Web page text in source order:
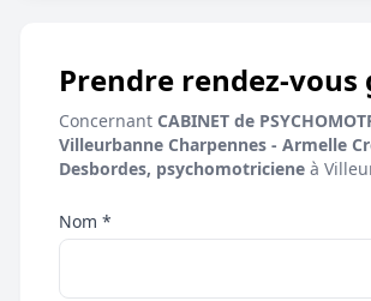
Prendre rendez-
Concernant CABINET de
Villeurbanne Charpennes - Armelle
Desbordes, psychomotriciene à
Nom *